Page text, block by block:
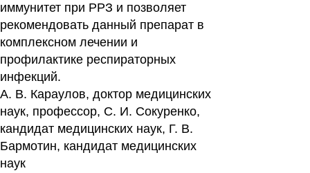
иммунитет при РРЗ и позволяет
рекомендовать данный препарат в
комплексном лечении и
профилактике респираторных
инфекций.
А. В. Караулов, доктор медицинских
наук, профессор, С. И. Сокуренко,
кандидат медицинских наук, Г. В.
Бармотин, кандидат медицинских
наук